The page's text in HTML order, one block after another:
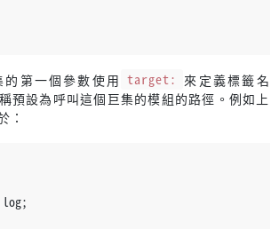
第一個參數使用 target: 來定義標籤名
預設為呼叫這個巨集的模組的路徑。例如上
：